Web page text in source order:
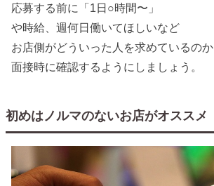
応募する前に「1日○時間〜」
や時給、週何日働いてほしいなど
お店側がどういった人を求めているのか
面接時に確認するようにしましょう。
初めはノルマのないお店がオススメ